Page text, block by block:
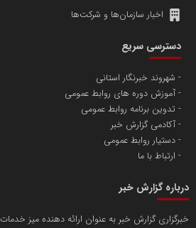
پایگاه اطلاع رسانی اعتلای نهادهای
تامین آهن اسفنجی تولیدکنندگان فولاد در کشور
مسعودصادقی
اخبار سازمان‌ها و شرکت‌ها
دسترسی سریع
شهروند خبرنگار استانی
آموزش دوره های روابط عمومی
تدوین برنامه روابط عمومی
آکادمی گزارش خبر
دستیار روابط عمومی
ارتباط با ما
درباره گزارش خبر
خبرگزاری گزارش خبر به عنوان ارائه دهنده میز